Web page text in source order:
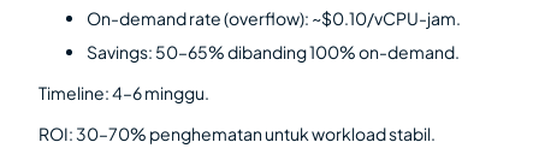
On-demand rate (overflow): ~$0.10/vCPU-jam.
Savings: 50–65% dibanding 100% on-demand.
Timeline: 4–6 minggu.
ROI: 30–70% penghematan untuk workload stabil.